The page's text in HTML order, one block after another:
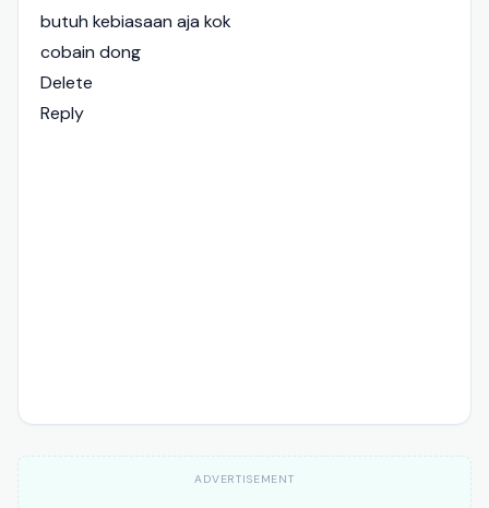
butuh kebiasaan aja kok
cobain dong
Delete
Reply
ADVERTISEMENT